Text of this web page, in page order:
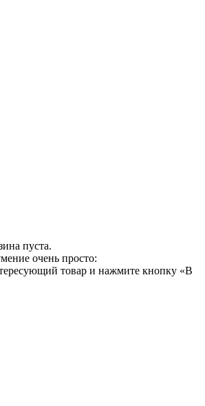
пуста.
очень просто:
товар и нажмите кнопку «В